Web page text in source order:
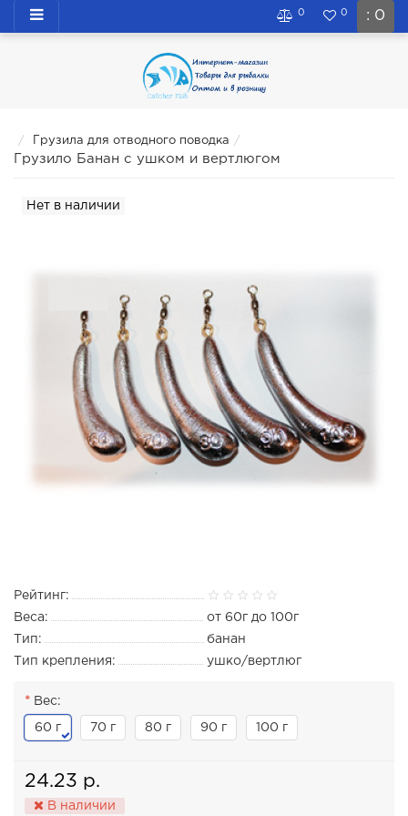
: 0
0 0
Грузила для отводного поводка
Грузило Банан с ушком и вертлюгом
Нет в наличии
Рейтинг:
Веса:
от 60г до 100г
Тип:
банан
Тип крепления:
ушко/вертлюг
Вес:
60 г 70 г 80 г 90 г 100 г
24.23 р.
В наличии